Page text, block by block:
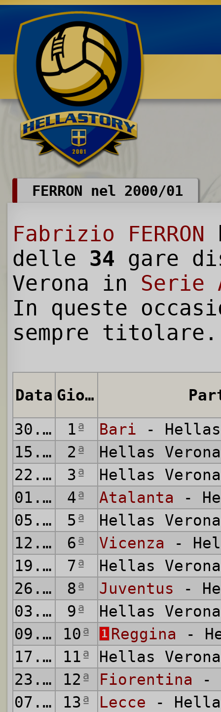
Benvenuti su HELLASTORY.net
FERRON nel 2000/01
Fabrizio FERRON
delle 34 gare
Verona in Serie
In queste
sempre titolare.
Data Giornata
30.09.2000
1ª Bari - Hellas
15.10.2000
2ª
Hellas
22.10.2000
3ª
Hellas
01.11.2000
4ª Atalanta -
05.11.2000
5ª
Hellas
12.11.2000
6ª Vicenza -
19.11.2000
7ª
Hellas
26.11.2000
8ª Juventus -
03.12.2000
9ª
Hellas
09.12.2000
10ª 1 Reggina -
17.12.2000
11ª
Hellas
23.12.2000
12ª Fiorentina -
07.01.2001
13ª Lecce -